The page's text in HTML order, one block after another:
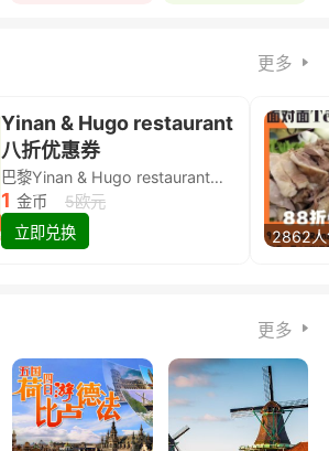
更多
Yinan & Hugo restaurant
八折优惠券
巴黎Yinan & Hugo restaurant除简餐类全场8折
1 金币
5欧元
立即兑换
2862
更多